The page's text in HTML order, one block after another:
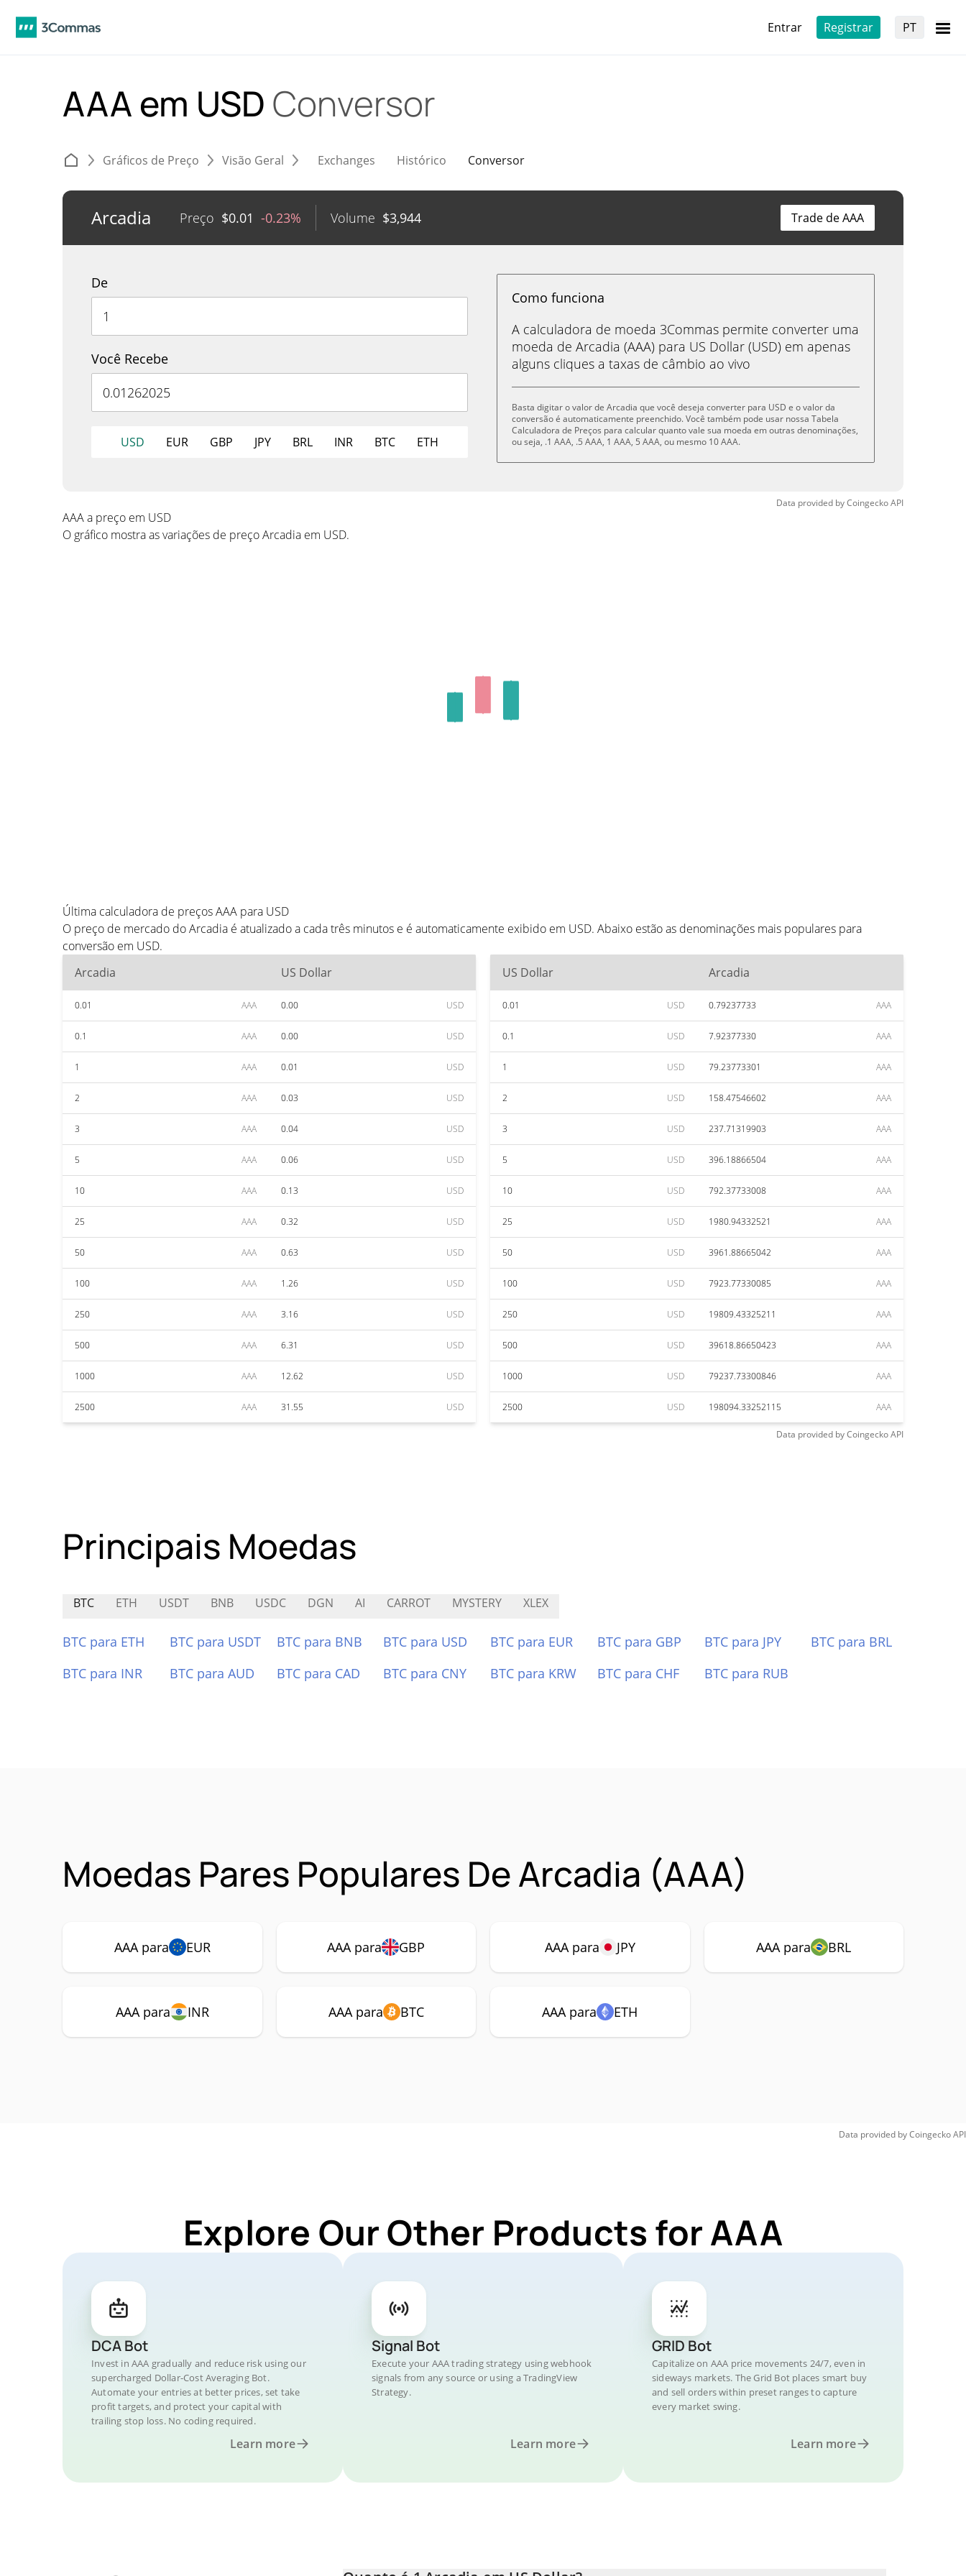
Entrar Registrar PT
AAA em USD Conversor
Gráficos de Preço Visão Geral Exchanges Histórico Conversor
Arcadia Preço $0.01 -0.23% Volume $3,944 Trade de AAA
De
Você Recebe
USD EUR GBP JPY BRL INR BTC ETH
Como funciona
A calculadora de moeda 3Commas permite converter uma
moeda de Arcadia (AAA) para US Dollar (USD) em apenas
alguns cliques a taxas de câmbio ao vivo
Basta digitar o valor de Arcadia que você deseja converter para USD e o valor da
conversão é automaticamente preenchido. Você também pode usar nossa Tabela
Calculadora de Preços para calcular quanto vale sua moeda em outras denominações,
ou seja, .1 AAA, .5 AAA, 1 AAA, 5 AAA, ou mesmo 10 AAA.
Data provided byCoingeckoAPI
AAA a preço em USD
O gráfico mostra as variações de preço Arcadia em USD.
Última calculadora de preços AAA para USD
O preço de mercado do Arcadia é atualizado a cada três minutos e é automaticamente exibido em USD. Abaixo estão as denominações mais populares para
conversão em USD.
Arcadia
US Dollar
0.01 AAA 0.00 USD
0.1 AAA 0.00 USD
1 AAA 0.01 USD
2 AAA 0.03 USD
3 AAA 0.04 USD
5 AAA 0.06 USD
10 AAA 0.13 USD
25 AAA 0.32 USD
50 AAA 0.63 USD
100 AAA 1.26 USD
250 AAA 3.16 USD
500 AAA 6.31 USD
1000 AAA 12.62 USD
2500 AAA 31.55 USD
US Dollar Arcadia
0.01 USD 0.79237733 AAA
0.1 USD 7.92377330 AAA
1 USD 79.23773301 AAA
2 USD 158.47546602 AAA
3 USD 237.71319903 AAA
5 USD 396.18866504 AAA
10 USD 792.37733008 AAA
25 USD 1980.94332521 AAA
50 USD 3961.88665042 AAA
100 USD 7923.77330085 AAA
250 USD 19809.43325211 AAA
500 USD 39618.86650423 AAA
1000 USD 79237.73300846 AAA
2500 USD 198094.33252115 AAA
Data provided byCoingeckoAPI
Principais Moedas
BTC ETH USDT BNB USDC DGN AI CARROT MYSTERY XLEX
BTC para ETH BTC para USDT BTC para BNB BTC para USD BTC para EUR BTC para GBP BTC para JPY
BTC para BRL
BTC para INR
BTC para AUD BTC para CAD BTC para CNY BTC para KRW BTC para CHF BTC para RUB
Moedas Pares Populares De Arcadia (AAA)
AAA para EUR AAA para GBP AAA para JPY AAA para BRL
AAA para INR AAA para BTC AAA para ETH
Data provided byCoingeckoAPI
Explore Our Other Products for AAA
DCA Bot
Invest in AAA gradually and reduce risk using our
supercharged Dollar-Cost Averaging Bot.
Automate your entries at better prices, set take
profit targets, and protect your capital with
trailing stop loss. No coding required.
Learn more
Signal Bot
Execute your AAA trading strategy using webhook
signals from any source or using a TradingView
Strategy.
Learn more
GRID Bot
Capitalize on AAA price movements 24/7, even in
sideways markets. The Grid Bot places smart buy
and sell orders within preset ranges to capture
every market swing.
Learn more